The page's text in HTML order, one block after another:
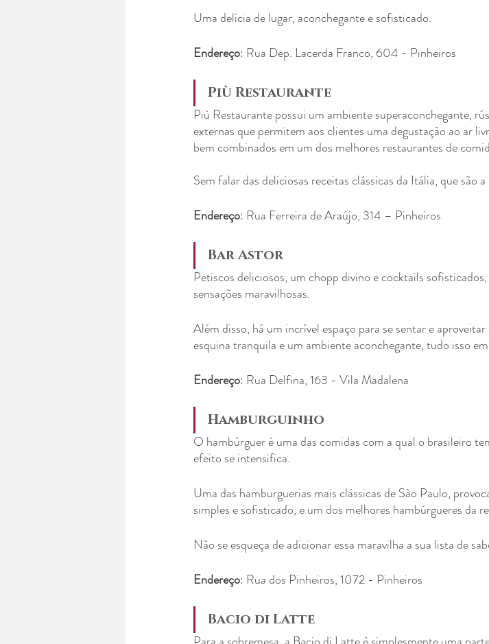
Uma delícia de lugar, aconchegante e sofisticado.
Endereço: Rua Dep. Lacerda Franco, 604 - Pinheiros
Più Restaurante
Più Restaurante possui um ambiente superaconchegante,
externas que permitem aos clientes uma degustação ao ar
bem combinados em um dos melhores restaurantes de
Sem falar das deliciosas receitas clássicas da Itália, que são
Endereço: Rua Ferreira de Araújo, 314 – Pinheiros
Bar Astor
Petiscos deliciosos, um chopp divino e cocktails
sensações maravilhosas.
Além disso, há um incrível espaço para se sentar e
esquina tranquila e um ambiente aconchegante, tudo isso
Endereço: Rua Delfina, 163 - Vila Madalena
Hamburguinho
O hambúrguer é uma das comidas com a qual o brasileiro
efeito se intensifica.
Uma das hamburguerias mais clássicas de São Paulo,
simples e sofisticado, e um dos melhores hambúrgueres da
Não se esqueça de adicionar essa maravilha a sua lista de
Endereço: Rua dos Pinheiros, 1072 - Pinheiros
Bacio di Latte